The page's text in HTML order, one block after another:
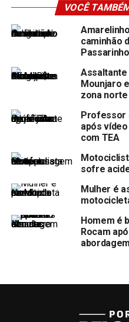
VOCÊ
caminhão
Passarinho
Assaltante
Mounjaro
zona
Professor
após
com TEA
sofre
Mulher é
Homem é
Rocam